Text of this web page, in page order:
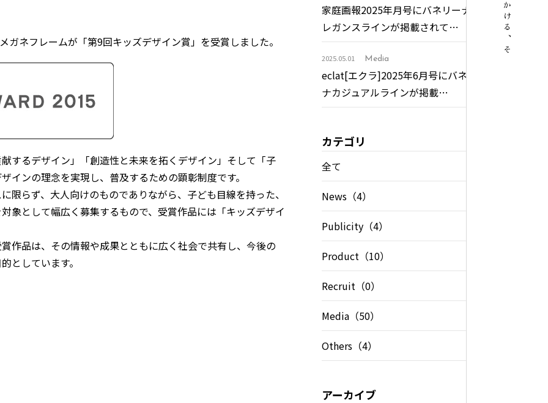
かける、その先の未来。
ネフレームが「第9回キッズデザイン賞」を受賞しました。
するデザイン」「創造性と未来を拓くデザイン」そして「子
インの理念を実現し、普及するための顕彰制度です。
限らず、大人向けのものでありながら、子ども目線を持った、
象として幅広く募集するもので、受賞作品には「キッズデザイ
作品は、その情報や成果とともに広く社会で共有し、今後の
としています。
家庭画報2025年月号にバネリーナエ
レガンスラインが掲載されて…
2025.05.01 Media
eclat[エクラ]2025年6月号にバネリー
ナカジュアルラインが掲載…
カテゴリ
全て
News（4）
Publicity（4）
Product（10）
Recruit（0）
Media（50）
Others（4）
アーカイブ